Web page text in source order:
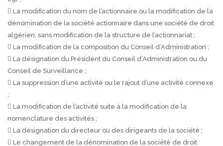
 La modification du nom de l’actionnaire ou la modification de la
dénomination de la société actionnaire dans une société de droit
algérien, sans modification de la structure de l’actionnariat ;
 La modification de la composition du Conseil d’Administration ;
 La désignation du Président du Conseil d’Administration ou du
Conseil de Surveillance ;
 La suppression d’une activité ou le rajout d’une activité connexe
;
 La modification de l’activité suite à la modification de la
nomenclature des activités ;
 La désignation du directeur ou des dirigeants de la société ;
 Le changement de la dénomination de la société de droit